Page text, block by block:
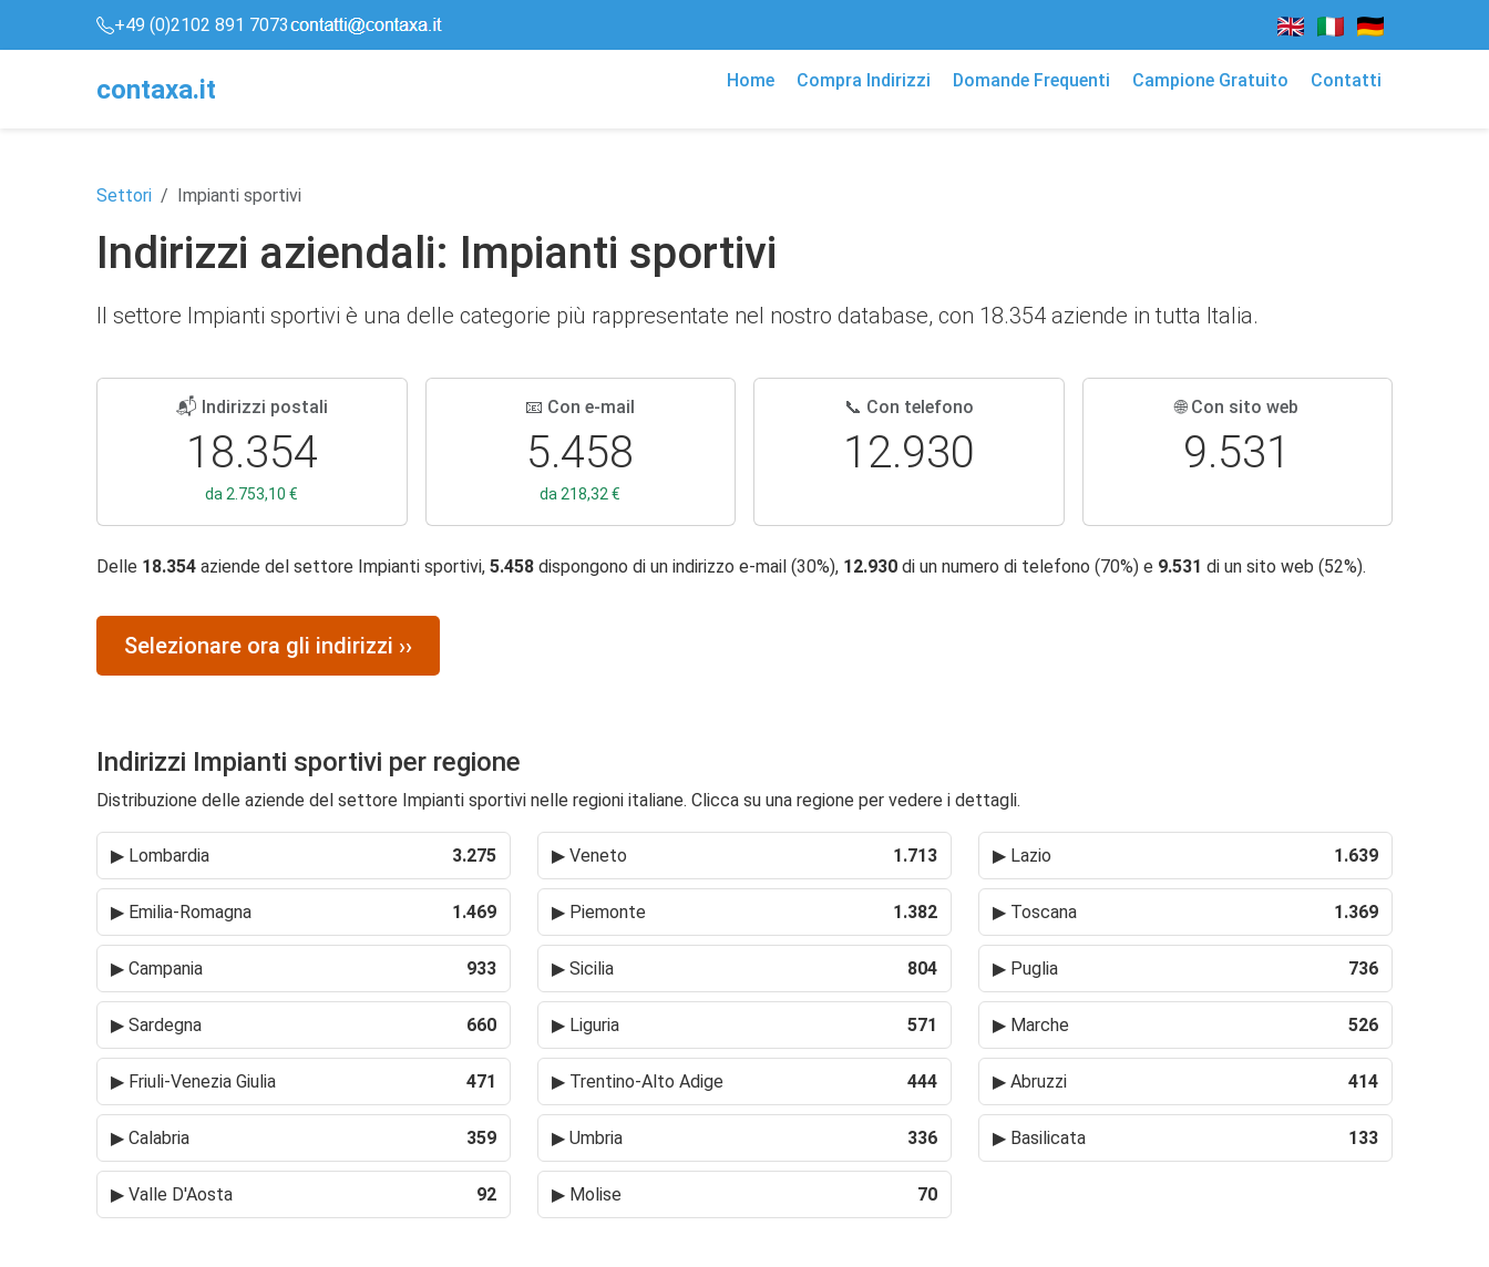
+49 (0)2102 891 7073
contaxa.it Home Compra Indirizzi Domande Frequenti Campione Gratuito Contatti
Settori Impianti sportivi
Indirizzi aziendali: Impianti sportivi
Il settore Impianti sportivi è una delle categorie più rappresentate nel nostro database, con 18.354 aziende in tutta Italia.
📬 Indirizzi postali
18.354
da 2.753,10 €
📧 Con e-mail
5.458
da 218,32 €
📞 Con telefono
12.930
🌐 Con sito web
9.531
Delle 18.354 aziende del settore Impianti sportivi, 5.458 dispongono di un indirizzo e-mail (30%), 12.930 di un numero di telefono (70%) e 9.531 di un sito web (52%).
Selezionare ora gli indirizzi ››
Indirizzi Impianti sportivi per regione
Distribuzione delle aziende del settore Impianti sportivi nelle regioni italiane. Clicca su una regione per vedere i dettagli.
▶ Lombardia 3.275 ▶ Veneto 1.713 ▶ Lazio 1.639
▶ Emilia-Romagna 1.469 ▶ Piemonte 1.382 ▶ Toscana 1.369
▶ Campania 933 ▶ Sicilia 804 ▶ Puglia 736
▶ Sardegna 660 ▶ Liguria 571 ▶ Marche 526
▶ Friuli-Venezia Giulia 471 ▶ Trentino-Alto Adige 444 ▶ Abruzzi 414
▶ Calabria 359 ▶ Umbria 336 ▶ Basilicata 133
▶ Valle D'Aosta 92 ▶ Molise 70